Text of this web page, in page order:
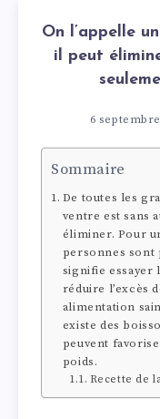
On l’appelle
il peut
6 septembre
Sommaire
De toutes les
ventre est sans
éliminer. Pour
personnes sont
signifie essayer
réduire l’excès
alimentation
existe des
peuvent
poids.
Recette de